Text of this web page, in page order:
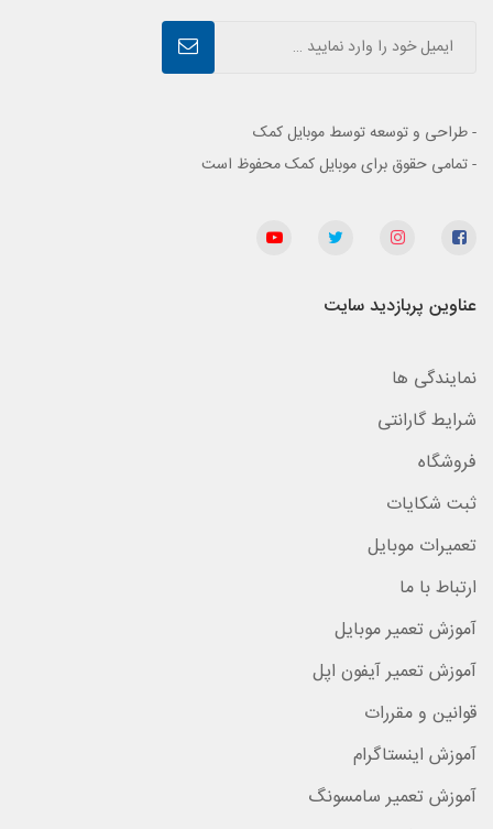
- طراحی و توسعه توسط موبایل کمک
- تمامی حقوق برای موبایل کمک محفوظ است
عناوین پربازدید سایت
نمایندگی ها
شرایط گارانتی
فروشگاه
ثبت شکایات
تعمیرات موبایل
ارتباط با ما
آموزش تعمیر موبایل
آموزش تعمیر آیفون اپل
قوانین و مقررات
آموزش اینستاگرام
آموزش تعمیر سامسونگ